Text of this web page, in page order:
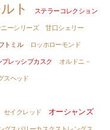
ト
ステラーコレクション
ーシリーズ
甘口シェリー
トミル
ロッホローモンド
プレッシブカスク
オルドニ－
スヘッド
セイクレッド オーシャンズ